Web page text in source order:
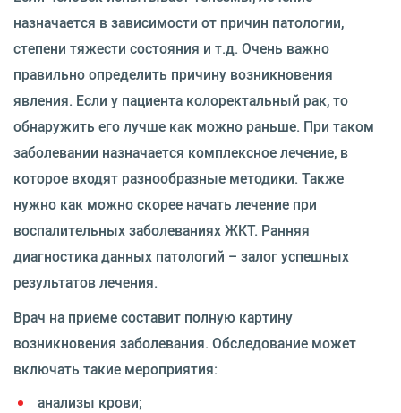
назначается в зависимости от причин патологии,
степени тяжести состояния и т.д. Очень важно
правильно определить причину возникновения
явления. Если у пациента колоректальный рак, то
обнаружить его лучше как можно раньше. При таком
заболевании назначается комплексное лечение, в
которое входят разнообразные методики. Также
нужно как можно скорее начать лечение при
воспалительных заболеваниях ЖКТ. Ранняя
диагностика данных патологий – залог успешных
результатов лечения.
Врач на приеме составит полную картину
возникновения заболевания. Обследование может
включать такие мероприятия:
анализы крови;